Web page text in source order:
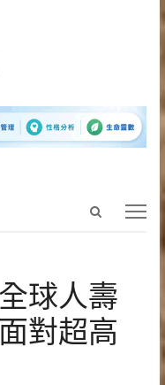
Open
search
球人壽
對超高